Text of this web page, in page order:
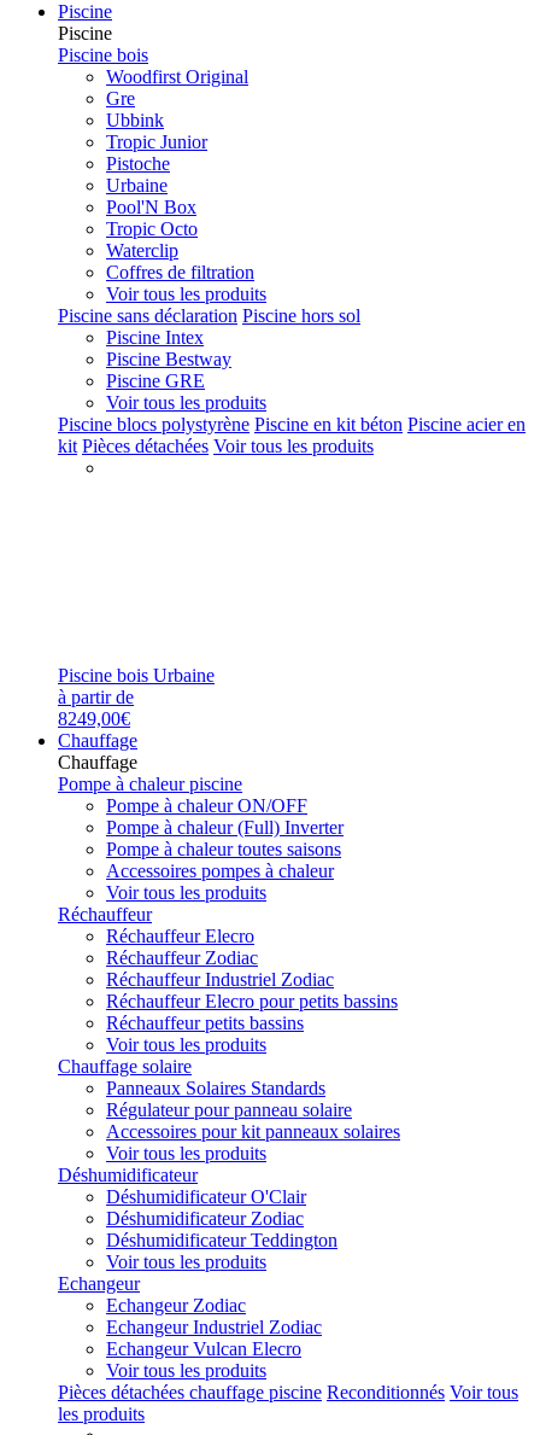
Piscine
Piscine
Piscine bois
Woodfirst Original
Gre
Ubbink
Tropic Junior
Pistoche
Urbaine
Pool'N Box
Tropic Octo
Waterclip
Coffres de filtration
Voir tous les produits
Piscine sans déclaration Piscine hors sol
Piscine Intex
Piscine Bestway
Piscine GRE
Voir tous les produits
Piscine blocs polystyrène Piscine en kit béton Piscine acier en
kit Pièces détachées Voir tous les produits
Piscine bois Urbaine
à partir de
8249,00€
Chauffage
Chauffage
Pompe à chaleur piscine
Pompe à chaleur ON/OFF
Pompe à chaleur (Full) Inverter
Pompe à chaleur toutes saisons
Accessoires pompes à chaleur
Voir tous les produits
Réchauffeur
Réchauffeur Elecro
Réchauffeur Zodiac
Réchauffeur Industriel Zodiac
Réchauffeur Elecro pour petits bassins
Réchauffeur petits bassins
Voir tous les produits
Chauffage solaire
Panneaux Solaires Standards
Régulateur pour panneau solaire
Accessoires pour kit panneaux solaires
Voir tous les produits
Déshumidificateur
Déshumidificateur O'Clair
Déshumidificateur Zodiac
Déshumidificateur Teddington
Voir tous les produits
Echangeur
Echangeur Zodiac
Echangeur Industriel Zodiac
Echangeur Vulcan Elecro
Voir tous les produits
Pièces détachées chauffage piscine Reconditionnés Voir tous
les produits